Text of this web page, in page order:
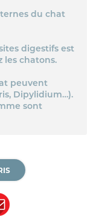
du chat
digestifs est
chatons.
peuvent
Dipylidium…).
sont